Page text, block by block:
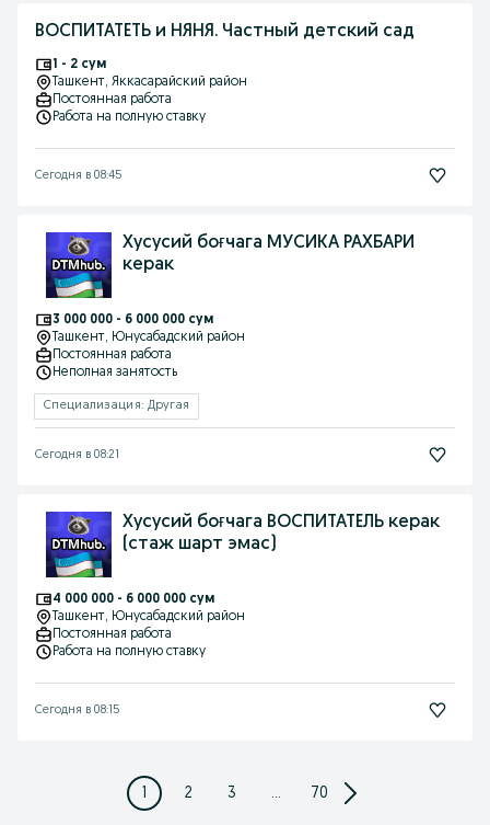
ВОСПИТАТЕТЬ и НЯНЯ. Частный детский сад
1 - 2 сум
Ташкент, Яккасарайский район
Постоянная работа
Работа на полную ставку
Сегодня в 08:45
Хусусий боғчага МУСИКА РАХБАРИ
керак
3 000 000 - 6 000 000 сум
Ташкент, Юнусабадский район
Постоянная работа
Неполная занятость
Специализация: Другая
Сегодня в 08:21
Хусусий боғчага ВОСПИТАТЕЛЬ керак
(стаж шарт эмас)
4 000 000 - 6 000 000 сум
Ташкент, Юнусабадский район
Постоянная работа
Работа на полную ставку
Сегодня в 08:15
1 2 3 ... 70